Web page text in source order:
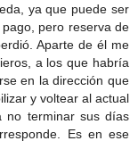
ya que puede ser
pero reserva de
Aparte de él me
a los que habría
en la dirección que
y voltear al actual
no terminar sus días
Es en ese